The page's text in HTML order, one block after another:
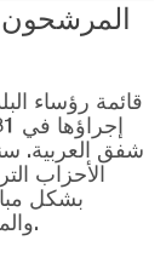
قائمة رؤساء
شفق العربية.
بشكل
والمرشحين على صفحة نتائج الانتخابات 2024.